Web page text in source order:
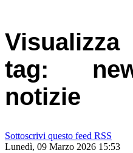
tag:
notizie
Sottoscrivi questo feed RSS
Lunedì, 09 Marzo 2026 15:53